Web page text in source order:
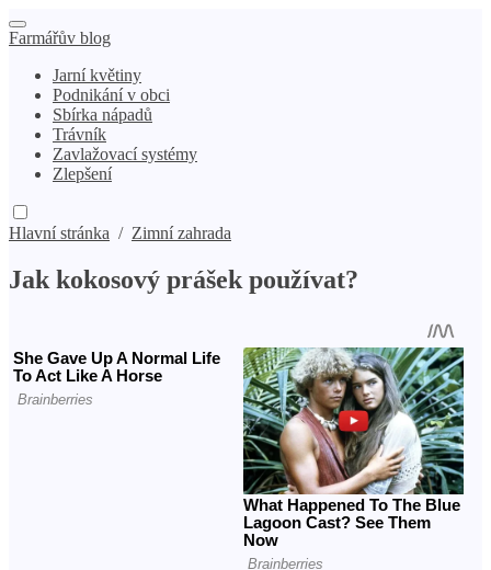
Farmářův blog
Jarní květiny
Podnikání v obci
Sbírka nápadů
Trávník
Zavlažovací systémy
Zlepšení
Hlavní stránka / Zimní zahrada
Jak kokosový prášek používat?